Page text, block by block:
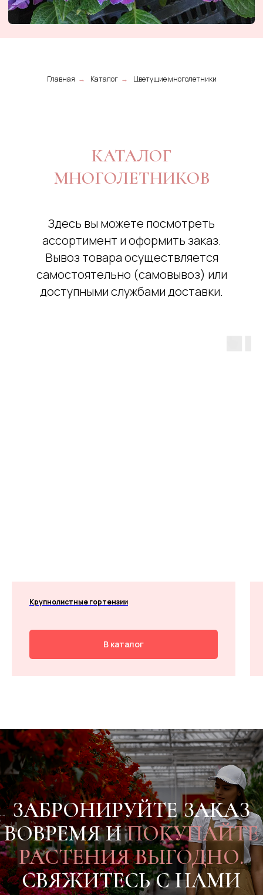
Главная → Каталог → Цветущие многолетники
КАТАЛОГ
МНОГОЛЕТНИКОВ
Здесь вы можете посмотреть
ассортимент и оформить заказ.
Вывоз товара осуществляется
самостоятельно (самовывоз) или
доступными службами доставки.
Крупнолистные гортензии
В каталог